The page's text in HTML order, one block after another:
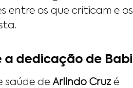
entre os que criticam e os
a dedicação de Babi
saúde de Arlindo Cruz é